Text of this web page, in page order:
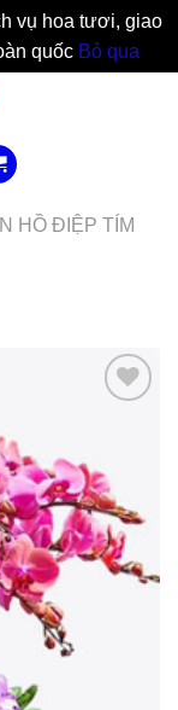
vụ hoa tươi, giao
quốc Bỏ qua
HỒ ĐIỆP TÍM
Thich